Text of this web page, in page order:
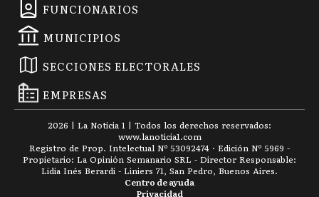
FUNCIONARIOS
MUNICIPIOS
SECCIONES ELECTORALES
EMPRESAS
2026 | La Noticia 1 | Todos los derechos reservados:
www.lanoticia1.com
Registro de Prop. Intelectual Nº 53092474 · Edición Nº 5969 -
Propietario: La Opinión Semanario SRL - Director Responsable:
Lidia Inés Berardi - Liniers 71, San Pedro, Buenos Aires.
Privacidad
Centro de ayuda